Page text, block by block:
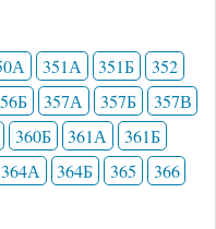
351А 351Б
352
357А 357Б
357В
360Б 361А
361Б
364А 364Б 365
366